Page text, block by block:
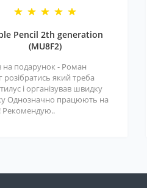
Pencil 2th generation
(MU8F2)
на подарунок - Роман
розібратись який треба
і організував швидку
Однозначно працюють на
Рекомендую..